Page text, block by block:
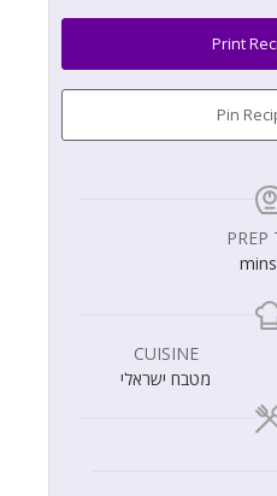
PREP
mins
CUISINE
מטבח ישראלי